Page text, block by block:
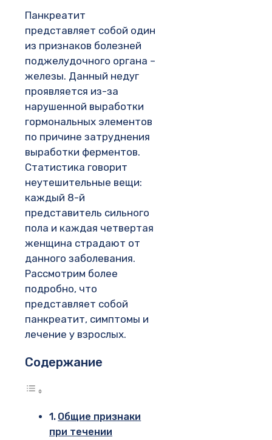
Панкреатит
представляет собой один
из признаков болезней
поджелудочного органа –
железы. Данный недуг
проявляется из-за
нарушенной выработки
гормональных элементов
по причине затруднения
выработки ферментов.
Статистика говорит
неутешительные вещи:
каждый 8-й
представитель сильного
пола и каждая четвертая
женщина страдают от
данного заболевания.
Рассмотрим более
подробно, что
представляет собой
панкреатит, симптомы и
лечение у взрослых.
Содержание
Общие признаки
при течении